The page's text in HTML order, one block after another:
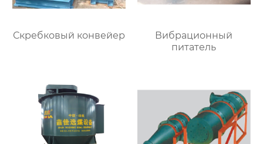
Скребковый конвейер
Вибрационный
питатель